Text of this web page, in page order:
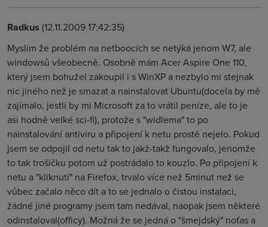
Radkus (12.11.2009 17:42:35)
Myslím že problém na netboocích se netýká jenom W7, ale
windowsů všeobecně. Osobně mám Acer Aspire One 110,
který jsem bohužel zakoupil i s WinXP a nezbylo mi stejnak
nic jiného než je smazat a nainstalovat Ubuntu(docela by mě
zajímalo, jestli by mi Microsoft za to vrátil peníze, ale to je
asi hodně velké sci-fi), protože s "widlema" to po
nainstalování antiviru a připojení k netu prostě nejelo. Pokud
jsem se odpojil od netu tak to jakž-takž fungovalo, jenomže
to tak trošičku potom už postrádalo to kouzlo. Po připojení k
netu a "kliknutí" na Firefox, trvalo více než 5minut než se
vůbec začalo něco dít a to se jednalo o čistou instalaci,
žádné jiné programy jsem tam nedával, naopak jsem některé
odinstaloval(officy). Možná že se jedná o "šmejdský" noťas a